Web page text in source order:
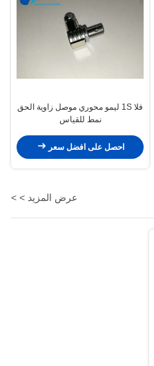
فلا 1S ليمو محوري موصل زاوية الحق
نمط للقياس
احصل على افضل سعر
عرض المزيد > >